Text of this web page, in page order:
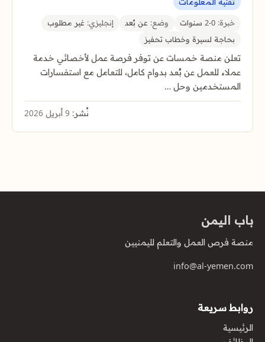
خبرة: وضع: عن بُعد إنجليزي: غير مطلوب
بحاجة لسيرة وخطاب تحفيز
تعلن منصة خمسات عن توفر فرصة عمل لأخصائي خدمة
عملاء للعمل عن بُعد بدوام كامل، للتعامل مع استفسارات
المستخدمين وحل …
نُشر:
باب اليمن
منصة فرص العمل والتعلم لليمنيين
info@al-yemen.com
روابط سريعة
الرئيسية